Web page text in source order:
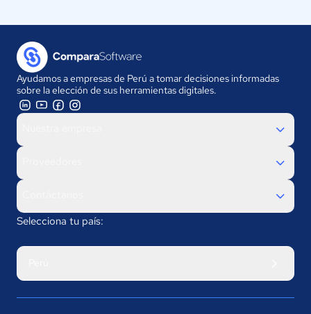
Ayudamos a empresas de Perú a tomar decisiones informadas
sobre la elección de sus herramientas digitales.
Selecciona tu país: